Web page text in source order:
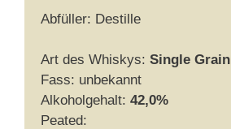
Abfüller: Destille
Art des Whiskys: Single Grain
Fass: unbekannt
Alkoholgehalt: 42,0%
Peated: